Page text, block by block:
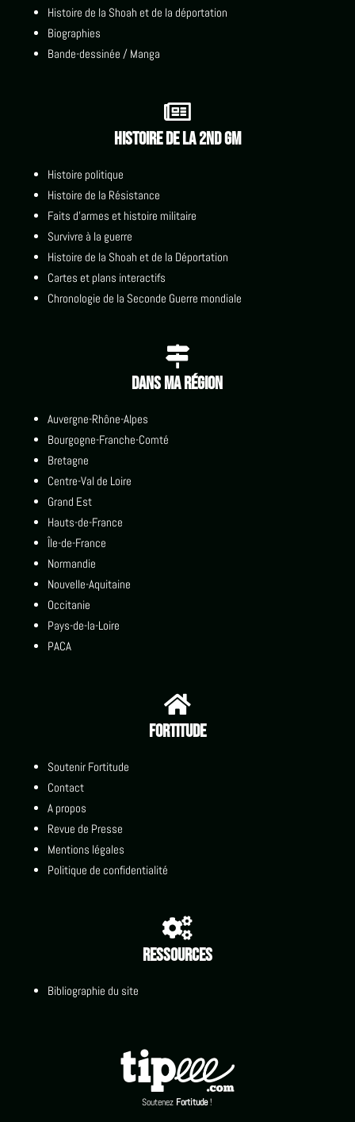
Histoire de la Shoah et de la déportation
Biographies
Bande-dessinée / Manga

Histoire de la 2nd GM
Histoire politique
Histoire de la Résistance
Faits d'armes et histoire militaire
Survivre à la guerre
Histoire de la Shoah et de la Déportation
Cartes et plans interactifs
Chronologie de la Seconde Guerre mondiale

Dans ma région
Auvergne-Rhône-Alpes
Bourgogne-Franche-Comté
Bretagne
Centre-Val de Loire
Grand Est
Hauts-de-France
Île-de-France
Normandie
Nouvelle-Aquitaine
Occitanie
Pays-de-la-Loire
PACA

Fortitude
Soutenir Fortitude
Contact
A propos
Revue de Presse
Mentions légales
Politique de confidentialité

Ressources
Bibliographie du site
Soutenez Fortitude!